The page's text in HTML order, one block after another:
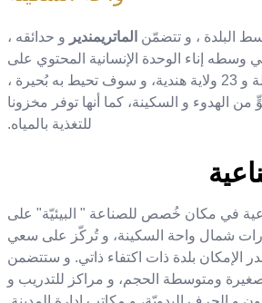
البلدة ، و تتضمّن الماتريمندير و حدائقه ،
وسطه إناء الوحدة الإنسانية المحتوي على
و 23 ولاية هندية، و سوف تحيط به بُحيرة ،
الهدوء و السكينة، كما أنها توفر مخزونا
للتغذية بالمياه.
في مكان خُصص للصناعة " البيئيّة" على
شمال واحة السكينة، و تُركّز على سعي
الإمكان بلدة ذات اكتفاء ذاتي. و ستتضمن
ومتوسطة الحجم، و مراكز للتدريب و